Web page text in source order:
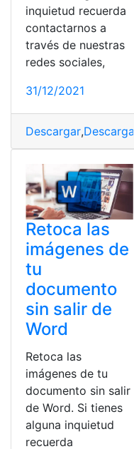
inquietud recuerda
contactarnos a
través de nuestras
redes sociales,
31/12/2021
Descargar,Descargas
Retoca las
imágenes de
tu
documento
sin salir de
Word
Retoca las
imágenes de tu
documento sin salir
de Word. Si tienes
alguna inquietud
recuerda